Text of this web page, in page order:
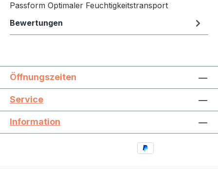
Passform Optimaler Feuchtigkeitstransport
Bewertungen
Öffnungszeiten
Service
Information